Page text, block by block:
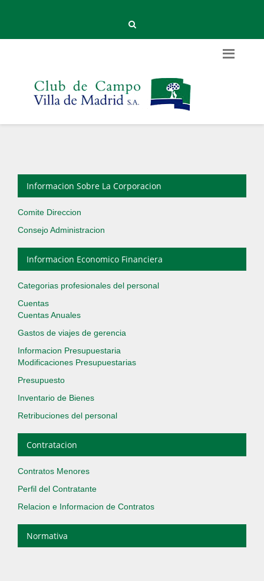
Informacion Sobre La Corporacion
Comite Direccion
Consejo Administracion
Informacion Economico Financiera
Categorias profesionales del personal
Cuentas
Cuentas Anuales
Gastos de viajes de gerencia
Informacion Presupuestaria
Modificaciones Presupuestarias
Presupuesto
Inventario de Bienes
Retribuciones del personal
Contratacion
Contratos Menores
Perfil del Contratante
Relacion e Informacion de Contratos
Normativa